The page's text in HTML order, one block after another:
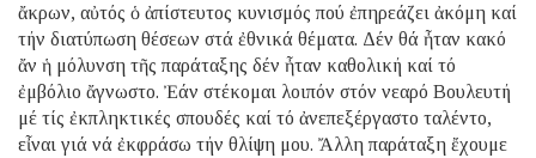
ἄκρων, αὐτός ὁ ἀπίστευτος κυνισμός πού ἐπηρεάζει ἀκόμη καί
τήν διατύπωση θέσεων στά ἐθνικά θέματα. Δέν θά ἦταν κακό
ἄν ἡ μόλυνση τῆς παράταξης δέν ἦταν καθολική καί τό
ἐμβόλιο ἄγνωστο. Ἐάν στέκομαι λοιπόν στόν νεαρό Βουλευτή
μέ τίς ἐκπληκτικές σπουδές καί τό ἀνεπεξέργαστο ταλέντο,
εἶναι γιά νά ἐκφράσω τήν θλίψη μου. Ἄλλη παράταξη ἔχουμε